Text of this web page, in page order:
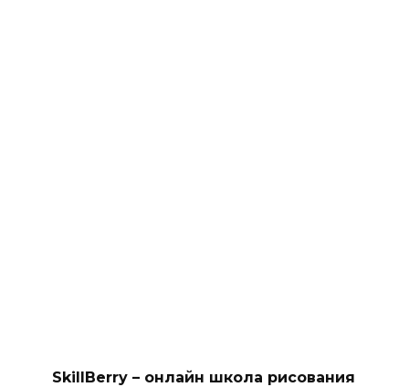
SkillBerry – онлайн школа рисования